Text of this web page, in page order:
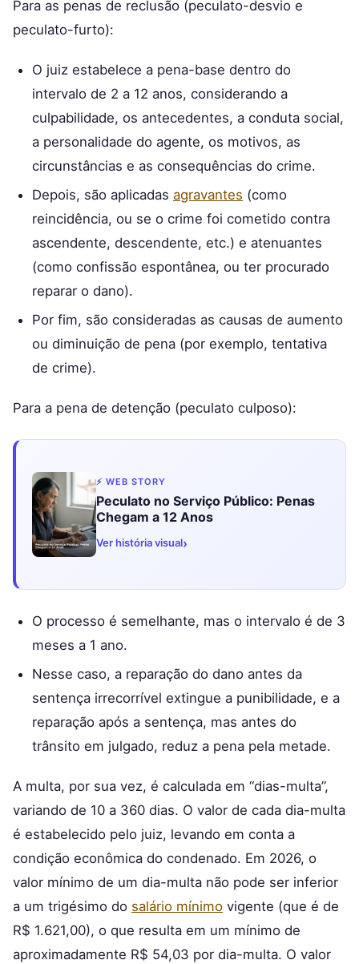
Para as penas de reclusão (peculato-desvio e
peculato-furto):
O juiz estabelece a pena-base dentro do
intervalo de 2 a 12 anos, considerando a
culpabilidade, os antecedentes, a conduta social,
a personalidade do agente, os motivos, as
circunstâncias e as consequências do crime.
Depois, são aplicadas agravantes (como
reincidência, ou se o crime foi cometido contra
ascendente, descendente, etc.) e atenuantes
(como confissão espontânea, ou ter procurado
reparar o dano).
Por fim, são consideradas as causas de aumento
ou diminuição de pena (por exemplo, tentativa
de crime).
Para a pena de detenção (peculato culposo):
⚡ WEB STORY
Peculato no Serviço Público: Penas
Chegam a 12 Anos
Ver história visual›
O processo é semelhante, mas o intervalo é de 3
meses a 1 ano.
Nesse caso, a reparação do dano antes da
sentença irrecorrível extingue a punibilidade, e a
reparação após a sentença, mas antes do
trânsito em julgado, reduz a pena pela metade.
A multa, por sua vez, é calculada em “dias-multa”,
variando de 10 a 360 dias. O valor de cada dia-multa
é estabelecido pelo juiz, levando em conta a
condição econômica do condenado. Em 2026, o
valor mínimo de um dia-multa não pode ser inferior
a um trigésimo do salário mínimo vigente (que é de
R$ 1.621,00), o que resulta em um mínimo de
aproximadamente R$ 54,03 por dia-multa. O valor